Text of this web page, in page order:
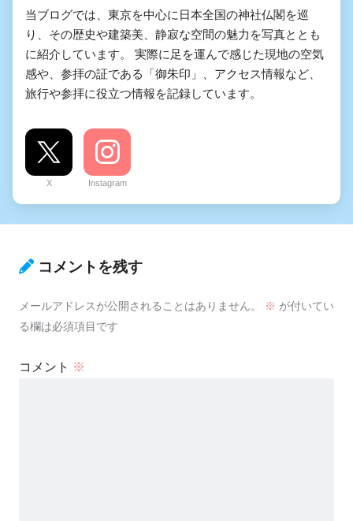
当ブログでは、東京を中心に日本全国の神社仏閣を巡
り、その歴史や建築美、静寂な空間の魅力を写真ととも
に紹介しています。 実際に足を運んで感じた現地の空気
感や、参拝の証である「御朱印」、アクセス情報など、
旅行や参拝に役立つ情報を記録しています。
X Instagram
コメントを残す
メールアドレスが公開されることはありません。 ※ が付いてい
る欄は必須項目です
コメント ※